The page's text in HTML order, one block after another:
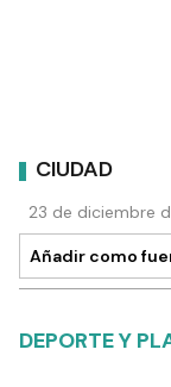
CIUDAD
23 de diciembre
Añadir como
DEPORTE Y